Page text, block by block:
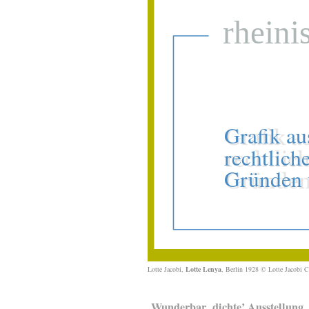
Lotte Jacobi, Lotte Lenya , Berlin 1928 © Lotte Jacobi